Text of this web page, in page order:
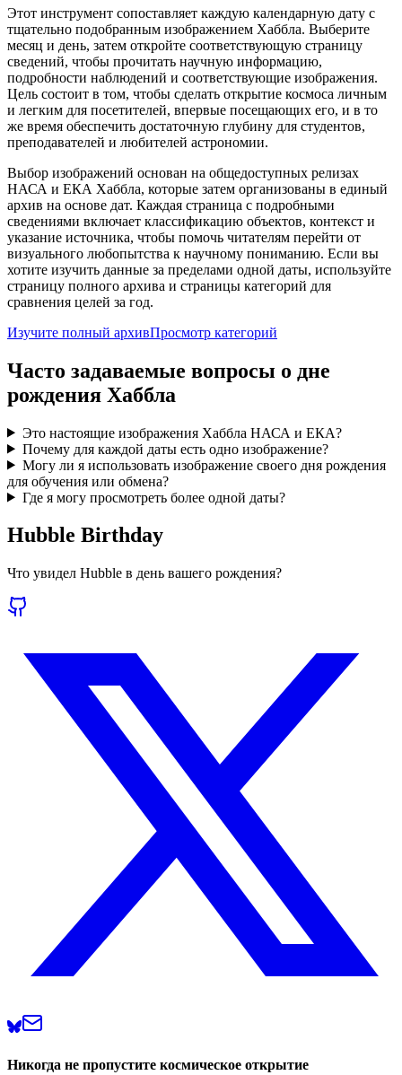
Этот инструмент сопоставляет каждую календарную дату с
тщательно подобранным изображением Хаббла. Выберите
месяц и день, затем откройте соответствующую страницу
сведений, чтобы прочитать научную информацию,
подробности наблюдений и соответствующие изображения.
Цель состоит в том, чтобы сделать открытие космоса личным
и легким для посетителей, впервые посещающих его, и в то
же время обеспечить достаточную глубину для студентов,
преподавателей и любителей астрономии.
Выбор изображений основан на общедоступных релизах
НАСА и ЕКА Хаббла, которые затем организованы в единый
архив на основе дат. Каждая страница с подробными
сведениями включает классификацию объектов, контекст и
указание источника, чтобы помочь читателям перейти от
визуального любопытства к научному пониманию. Если вы
хотите изучить данные за пределами одной даты, используйте
страницу полного архива и страницы категорий для
сравнения целей за год.
Изучите полный архивПросмотр категорий
Часто задаваемые вопросы о дне
рождения Хаббла
Это настоящие изображения Хаббла НАСА и ЕКА?
Почему для каждой даты есть одно изображение?
Могу ли я использовать изображение своего дня рождения
для обучения или обмена?
Где я могу просмотреть более одной даты?
Hubble Birthday
Что увидел Hubble в день вашего рождения?
Никогда не пропустите космическое открытие